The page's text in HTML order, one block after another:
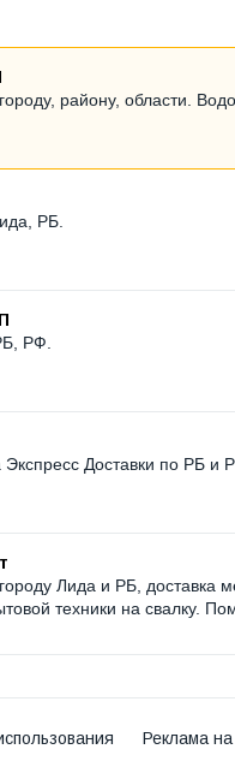
району, области.
РБ.
РФ.
Экспресс Доставки по РБ и
Лида и РБ, доставка
техники на свалку.
Реклама